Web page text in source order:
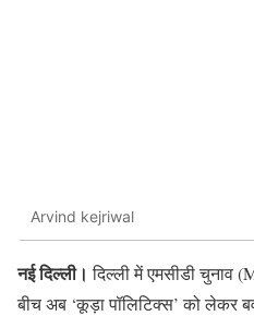
Arvind kejriwal
नई दिल्ली। दिल्ली में एमसीडी चुनाव
बीच अब ‘कूड़ा पॉलिटिक्स’ को लेकर